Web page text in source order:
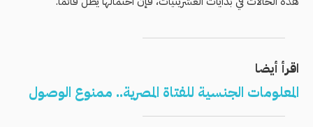
اقرأ أيضا
المعلومات الجنسية للفتاة المصرية.. ممنوع الوصول